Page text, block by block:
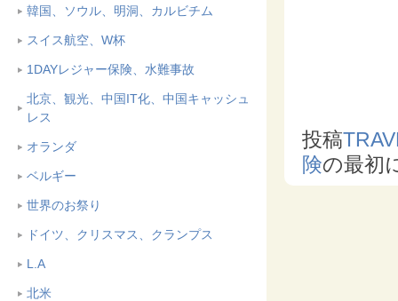
韓国、ソウル、明洞、カルビチム
スイス航空、W杯
1DAYレジャー保険、水難事故
北京、観光、中国IT化、中国キャッシュ
レス
オランダ
ベルギー
世界のお祭り
ドイツ、クリスマス、クランプス
L.A
北米
投稿
険の最初